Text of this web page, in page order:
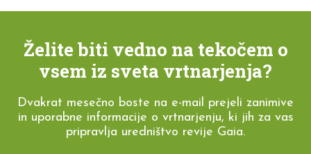
Želite biti vedno na tekočem o
vsem iz sveta vrtnarjenja?
Dvakrat mesečno boste na e-mail prejeli zanimive
in uporabne informacije o vrtnarjenju, ki jih za vas
pripravlja uredništvo revije Gaia.